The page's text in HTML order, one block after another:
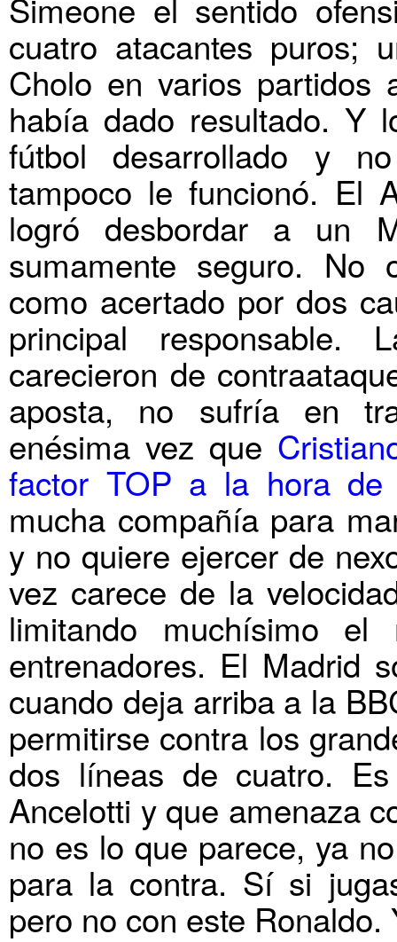
cuatro atacantes puros;
Cholo en varios partidos
había dado resultado. Y
fútbol desarrollado y
tampoco le funcionó. El
logró desbordar a un
sumamente seguro. No
como acertado por dos
principal
carecieron de
aposta, no sufría en
enésima vez que
factor TOP a la hora de
mucha compañía para
y no quiere ejercer de
vez carece de la
limitando muchísimo
entrenadores. El Madrid
cuando deja arriba a la
permitirse contra los
dos líneas de cuatro.
Ancelotti y que amenaza
no es lo que parece, ya
para la contra. Sí si
pero no con este